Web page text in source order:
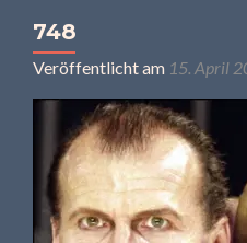
748
Veröffentlicht am 15. April